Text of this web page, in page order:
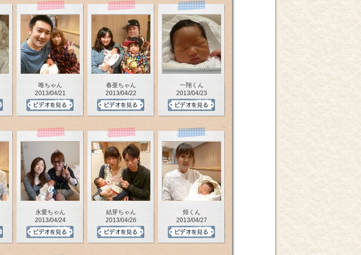
唯ちゃん
2013/04/21
春亜ちゃん
2013/04/22
一翔くん
2013/04/23
永愛ちゃん
2013/04/24
結芽ちゃん
2013/04/26
煌くん
2013/04/27